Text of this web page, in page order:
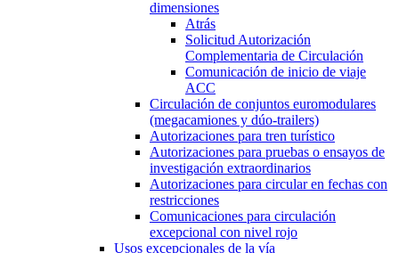
dimensiones
Atrás
Solicitud Autorización
Complementaria de Circulación
Comunicación de inicio de viaje
ACC
Circulación de conjuntos euromodulares
(megacamiones y dúo-trailers)
Autorizaciones para tren turístico
Autorizaciones para pruebas o ensayos de
investigación extraordinarios
Autorizaciones para circular en fechas con
restricciones
Comunicaciones para circulación
excepcional con nivel rojo
Usos excepcionales de la vía